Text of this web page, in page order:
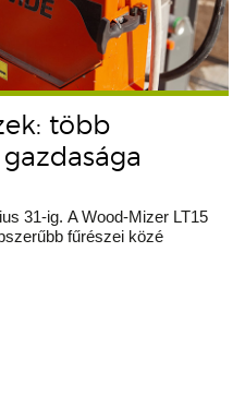
több
31-ig. A Wood-Mizer LT15
fűrészei közé